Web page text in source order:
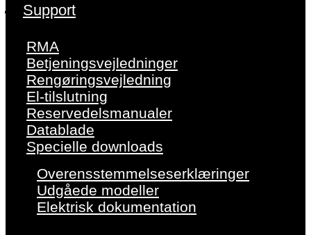
Support
RMA
Betjeningsvejledninger
Rengøringsvejledning
El-tilslutning
Reservedelsmanualer
Datablade
Specielle downloads
Overensstemmelseserklæringer
Udgåede modeller
Elektrisk dokumentation